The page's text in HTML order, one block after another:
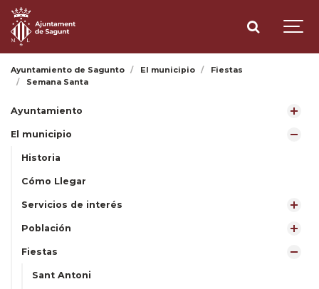
Ayuntamiento de Sagunto El municipio
Fiestas
Semana Santa
Ayuntamiento
El municipio
Historia
Cómo Llegar
Servicios de interés
Población
Fiestas
Sant Antoni